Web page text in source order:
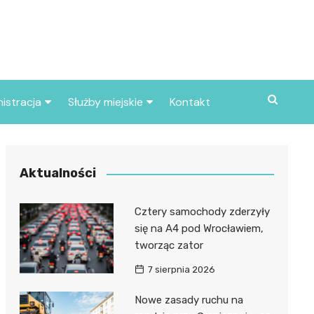
miasta
Służby miejskie
Policja
Kontakt
Aktualności
Cztery samochody zderzyły
się na A4 pod Wrocławiem,
tworząc zator
7 sierpnia 2026
Nowe zasady ruchu na